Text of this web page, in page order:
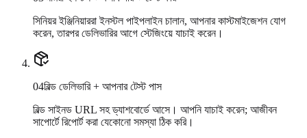
সিনিয়র ইঞ্জিনিয়াররা ইনস্টল পাইপলাইন চালান, আপনার কাস্টমাইজেশন যোগ
করেন, তারপর ডেলিভারির আগে স্টেজিংয়ে যাচাই করেন।
04বিল্ড ডেলিভারি + আপনার টেস্ট পাস
বিল্ড সাইনড URL সহ ড্যাশবোর্ডে আসে। আপনি যাচাই করেন; আজীবন
সাপোর্টে রিপোর্ট করা যেকোনো সমস্যা ঠিক করি।